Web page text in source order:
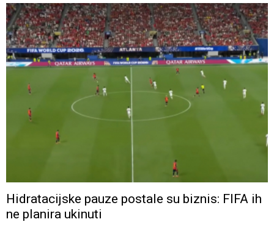
Hidratacijske pauze postale su biznis: FIFA ih
ne planira ukinuti